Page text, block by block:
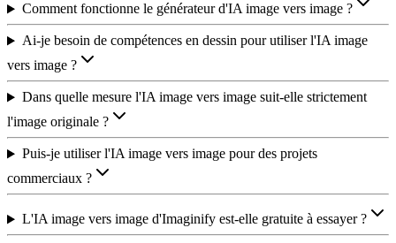
Comment fonctionne le générateur d'IA image vers image ?
Ai-je besoin de compétences en dessin pour utiliser l'IA image
vers image ?
Dans quelle mesure l'IA image vers image suit-elle strictement
l'image originale ?
Puis-je utiliser l'IA image vers image pour des projets
commerciaux ?
L'IA image vers image d'Imaginify est-elle gratuite à essayer ?